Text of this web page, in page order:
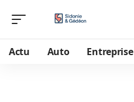
Actu Auto Entreprise